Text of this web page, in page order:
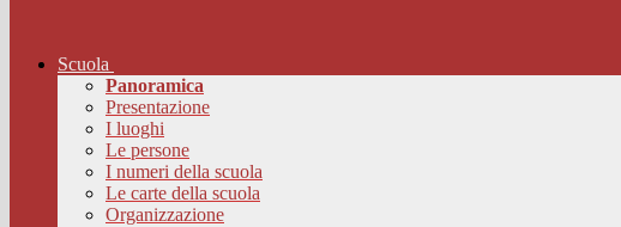
Scuola
Panoramica
Presentazione
I luoghi
Le persone
I numeri della scuola
Le carte della scuola
Organizzazione